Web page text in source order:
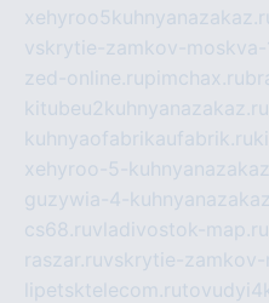
vskrytie-zamkov-moskva-
zed-online.rupimchax.ru
kitubeu2kuhnyanazakaz.ru
kuhnyaofabrikaufabrik.ru
xehyroo-5-
guzywia-4-
cs68.ruvladivostok-map.ru
raszar.ruvskrytie-zamkov-
lipetsktelecom.ru